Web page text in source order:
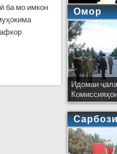
ба мо имкон
Россия
Омор
Идомаи